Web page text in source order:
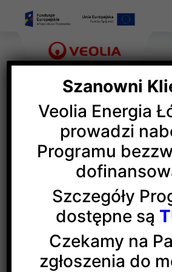
Ciepłą
zapewniała
Veolia Energia Łódź Partnerem
Przeglądu Piosenki Turystycznej
W dniach 11 – 13 marca w Łodzi
festiwal. Już po raz 41 spotkali się
Szanowni
Veolia Energia
prowadzi
Programu
Szczegóły
dostępne są
Czekamy na
zgłoszenia do